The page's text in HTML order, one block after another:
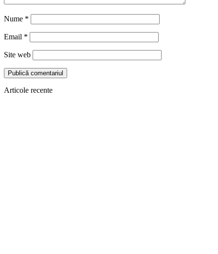
Nume *
Email *
Site web
Articole recente